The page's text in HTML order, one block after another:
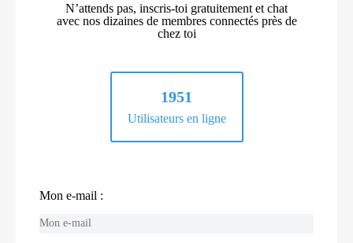
N’attends pas, inscris-toi gratuitement et chat
avec nos dizaines de membres connectés près de
chez toi
1951
Utilisateurs en ligne
Mon e-mail :